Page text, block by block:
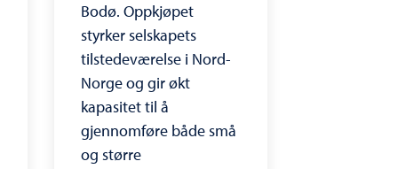
Bodø. Oppkjøpet
styrker selskapets
tilstedeværelse i Nord-
Norge og gir økt
kapasitet til å
gjennomføre både små
og større